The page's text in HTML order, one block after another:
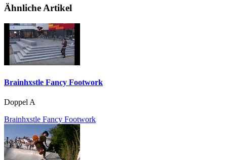
Ähnliche Artikel
Brainhxstle Fancy Footwork
Doppel A
Brainhxstle Fancy Footwork